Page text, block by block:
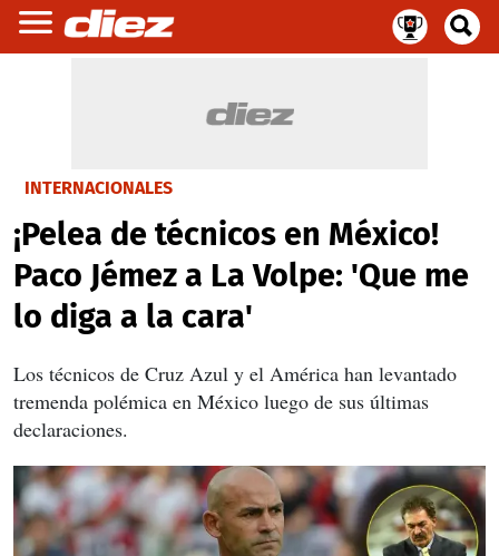
INTERNACIONALES
¡Pelea de técnicos en México!
Paco Jémez a La Volpe: 'Que me
lo diga a la cara'
Los técnicos de Cruz Azul y el América han levantado
tremenda polémica en México luego de sus últimas
declaraciones.